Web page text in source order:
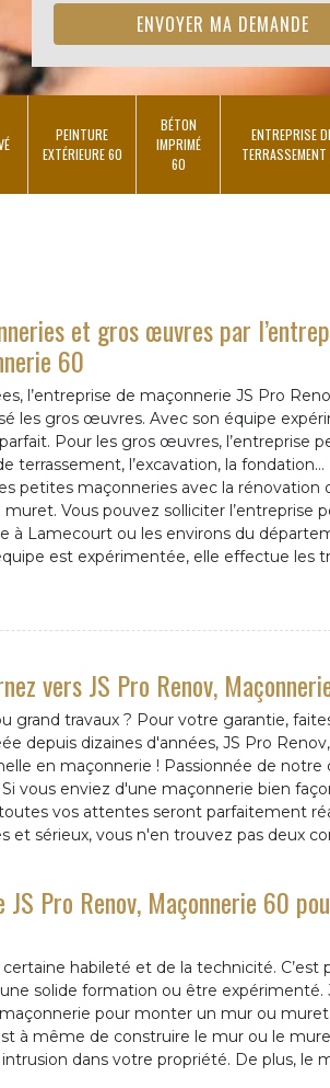
PEINTURE
EXTÉRIEURE 60
BÉTON
IMPRIMÉ
60
ENTREPRISE
et gros œuvres par
60
l’entreprise de maçonnerie JS Pro
les gros œuvres. Avec son équipe
Pour les gros œuvres, l’entreprise
terrassement, l’excavation, la fondation…
petites maçonneries avec la rénovation
Vous pouvez solliciter l’entreprise
à Lamecourt ou les environs du
est expérimentée, elle effectue les
vers JS Pro Renov,
grand travaux ? Pour votre garantie,
depuis dizaines d'années, JS Pro Renov,
en maçonnerie ! Passionnée de notre
vous enviez d'une maçonnerie bien
vos attentes seront parfaitement
et sérieux, vous n'en trouvez pas deux
Pro Renov, Maçonnerie 60
habileté et de la technicité. C’est
solide formation ou être expérimenté.
pour monter un mur ou
à même de construire le mur ou le
dans votre propriété. De plus, le